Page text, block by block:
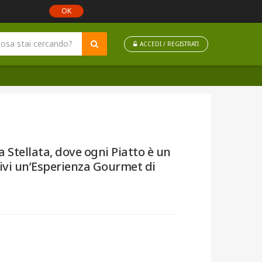
OK
ACCEDI / REGISTRATI
Stellata, dove ogni Piatto è un
un’Esperienza Gourmet di